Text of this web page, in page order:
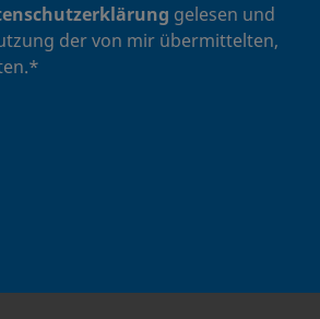
gelesen und
der von mir übermittelten,